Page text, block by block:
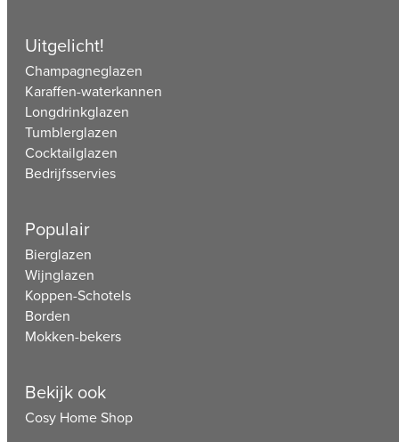
Uitgelicht!
Champagneglazen
Karaffen-waterkannen
Longdrinkglazen
Tumblerglazen
Cocktailglazen
Bedrijfsservies
Populair
Bierglazen
Wijnglazen
Koppen-Schotels
Borden
Mokken-bekers
Bekijk ook
Cosy Home Shop